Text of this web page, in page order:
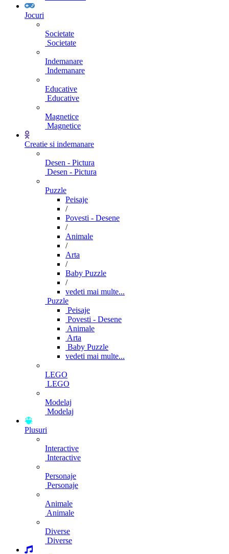
Jocuri
Societate
Societate
Indemanare
Indemanare
Educative
Educative
Magnetice
Magnetice
Creatie si indemanare
Desen - Pictura
Desen - Pictura
Puzzle
Peisaje
/
Povesti - Desene
/
Animale
/
Arta
/
Baby Puzzle
/
vedeti mai multe...
Puzzle
Peisaje
Povesti - Desene
Animale
Arta
Baby Puzzle
vedeti mai multe...
LEGO
LEGO
Modelaj
Modelaj
Plusuri
Interactive
Interactive
Personaje
Personaje
Animale
Animale
Diverse
Diverse